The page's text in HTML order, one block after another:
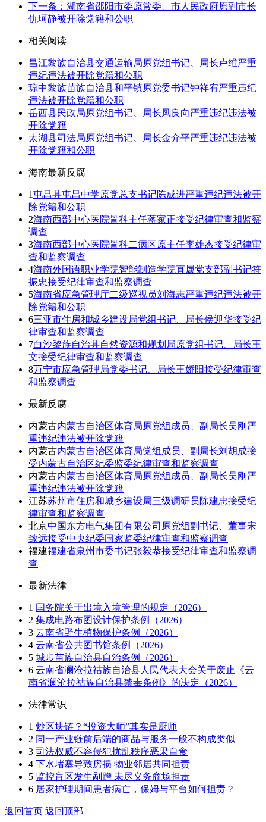
下一条：湖南省邵阳市委原常委、市人民政府原副市长
仇珂静被开除党籍和公职
相关阅读
昌江黎族自治县交通运输局原党组书记、局长卢维严重
违纪违法被开除党籍和公职
琼中黎族苗族自治县和平镇原党委书记钟祥宥严重违纪
违法被开除党籍和公职
岳西县民政局原党组书记、局长凤良向严重违纪违法被
开除党籍
太湖县司法局原党组书记、局长金介平严重违纪违法被
开除党籍和公职
海南最新反腐
1屯昌县屯昌中学原党总支书记陈成进严重违纪违法被开
除党籍和公职
2海南西部中心医院骨科主任蒋家正接受纪律审查和监察
调查
3海南西部中心医院骨科二病区原主任李雄杰接受纪律审
查和监察调查
4海南外国语职业学院智能制造学院直属党支部副书记符
振忠接受纪律审查和监察调查
5海南省应急管理厅二级巡视员刘海志严重违纪违法被开
除党籍和公职
6三亚市住房和城乡建设局党组书记、局长侯迎华接受纪
律审查和监察调查
7白沙黎族自治县自然资源和规划局原党组书记、局长王
文接受纪律审查和监察调查
8万宁市应急管理局党委书记、局长王娇阳接受纪律审查
和监察调查
最新反腐
内蒙古内蒙古自治区体育局原党组成员、副局长吴刚严
重违纪违法被开除党籍
内蒙古内蒙古自治区体育局党组成员、副局长刘胡成接
受内蒙古自治区纪委监委纪律审查和监察调查
内蒙古内蒙古自治区体育局原党组成员、副局长吴刚严
重违纪违法被开除党籍
江苏苏州市住房和城乡建设局三级调研员陈建忠接受纪
律审查和监察调查
北京中国东方电气集团有限公司原党组副书记、董事宋
致远接受中央纪委国家监委纪律审查和监察调查
福建福建省泉州市委书记张毅恭接受纪律审查和监察调
查
最新法律
1 国务院关于出境入境管理的规定（2026）
2 集成电路布图设计保护条例（2026）
3 云南省野生植物保护条例（2026）
4 云南省公共图书馆条例（2026）
5 城步苗族自治县自治条例（2026）
6 云南省澜沧拉祜族自治县人民代表大会关于废止《云
南省澜沧拉祜族自治县禁毒条例》的决定（2026）
法律常识
1 炒区块链？“投资大师”其实是厨师
2 同一产业链前后端的商品与服务一般不构成类似
3 司法权威不容侵犯扰乱秩序恶果自食
4 下水堵塞导致房损 物业邻居共同担责
5 监控盲区发生剐蹭 未尽义务商场担责
6 居家护理期间患者病亡，保姆与平台如何担责？
返回首页 返回顶部